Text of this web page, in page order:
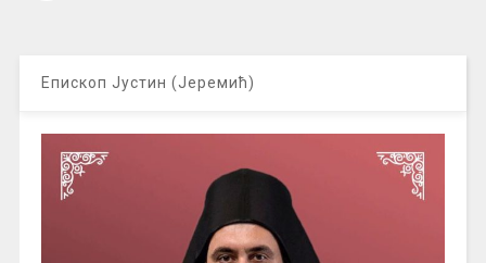
Епископ Јустин (Јеремић)